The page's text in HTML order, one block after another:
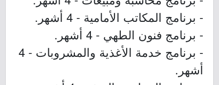
- برنامج المكاتب الأمامية - 4 أشهر.
- برنامج فنون الطهي - 4 أشهر.
- برنامج خدمة الأغذية والمشروبات - 4
أشهر.